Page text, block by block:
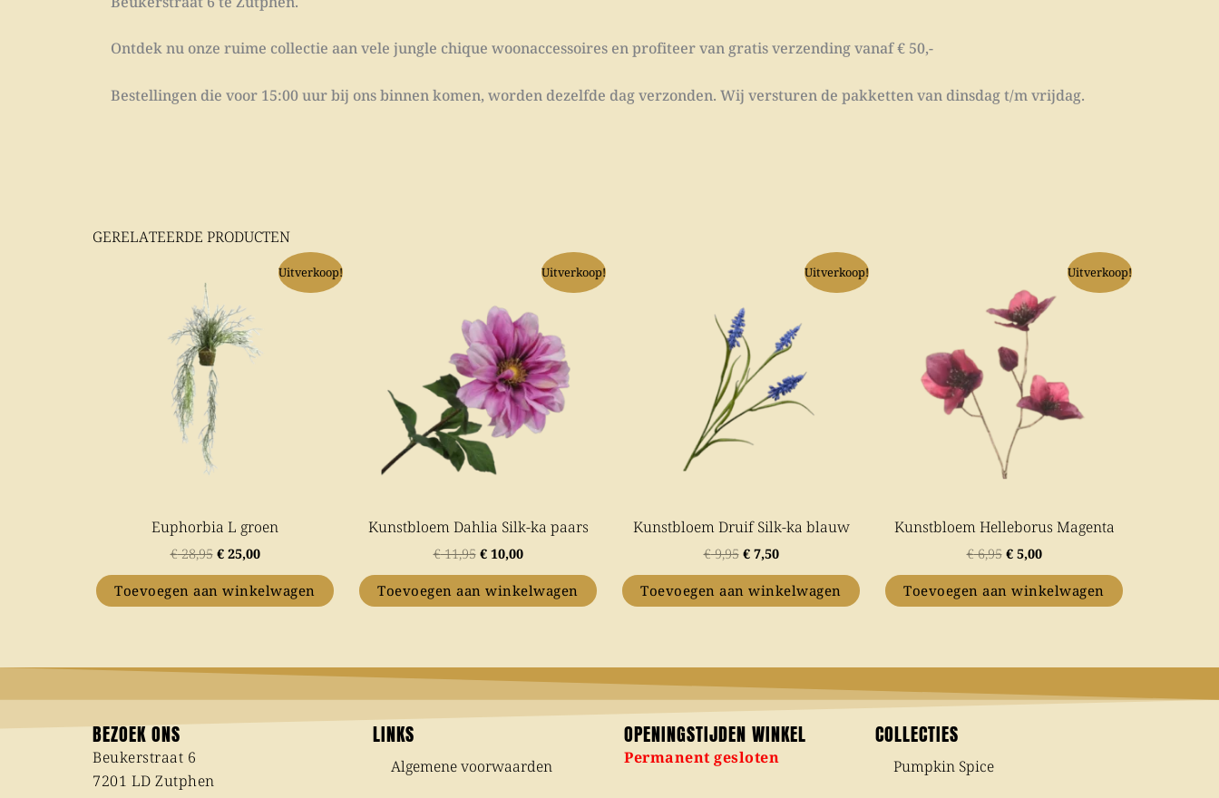
Ontdek nu onze ruime collectie aan vele jungle chique woonaccessoires en profiteer van gratis verzending vanaf € 50,-
Bestellingen die voor 15:00 uur bij ons binnen komen, worden dezelfde dag verzonden. Wij versturen de pakketten van dinsdag t/m vrijdag.
GERELATEERDE PRODUCTEN
Uitverkoop!
Euphorbia L groen
€28,95
Oorspronkelijke
€ 28,95.
€25,00
Huidige
prijs
Toevoegen aan winkelwagen
Uitverkoop!
Kunstbloem Dahlia Silk-ka paars
€11,95
Oorspronkelijke
€ 11,95.
€10,00
Huidige
prijs
€ 10,00.
Toevoegen aan winkelwagen
Uitverkoop!
Kunstbloem Druif Silk-ka blauw
€9,95
Oorspronkelijke
€ 9,95.
€7,50
Huidige
prijs
Toevoegen aan winkelwagen
Uitverkoop!
Kunstbloem Helleborus Magenta
€6,95
Oorspronkelijke
was:
€ 6,95.
€5,00
Huidige
prijs
is:
€ 5,00.
Toevoegen aan winkelwagen
BEZOEK ONS
Beukerstraat 6
7201 LD Zutphen
LINKS
Algemene voorwaarden
OPENINGSTIJDEN WINKEL
Permanent gesloten
COLLECTIES
Pumpkin Spice